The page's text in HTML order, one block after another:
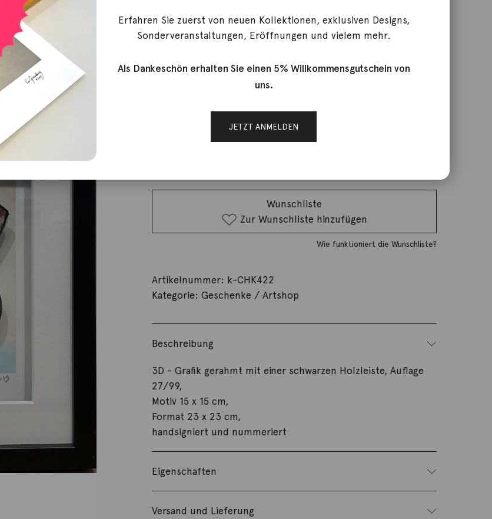
Kaufman, Charles
Brown cat with a ball
Menge
Wunschliste
Zur Wunschliste hinzufügen
Wie funktioniert die Wunschliste?
Artikelnummer: k-CHK422
Kategorie:Geschenke / Artshop
Beschreibung
3D - Grafik gerahmt mit einer schwarzen Holzleiste, Auflage
27/99,
Motiv 15 x 15 cm,
Format 23 x 23 cm,
handsigniert und nummeriert
Eigenschaften
Versand und Lieferung
Erfahren Sie zuerst von neuen Kollektionen, exklusiven Designs,
Sonderveranstaltungen, Eröffnungen und vielem mehr.
Als Dankeschön erhalten Sie einen 5% Willkommensgutschein von
uns.
JETZT ANMELDEN